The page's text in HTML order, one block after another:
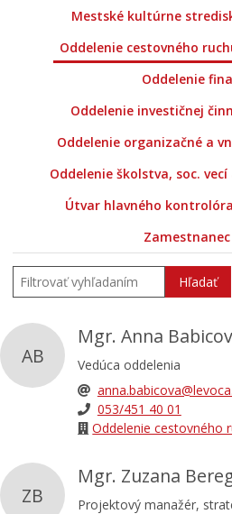
Mestské kultúrne
Oddelenie cestovného
Oddelenie
Oddelenie investičnej
Oddelenie organizačné a
Oddelenie školstva, soc.
Útvar hlavného kontrolóra
Zamestnanec
Hľadať
AB
Mgr. Anna
Vedúca oddelenia
053/451 40 01
Oddelenie cestovného
ZB
Mgr. Zuzana
Projektový manažér,